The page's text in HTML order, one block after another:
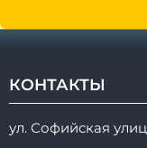
КОНТАКТЫ
ул. Софийская